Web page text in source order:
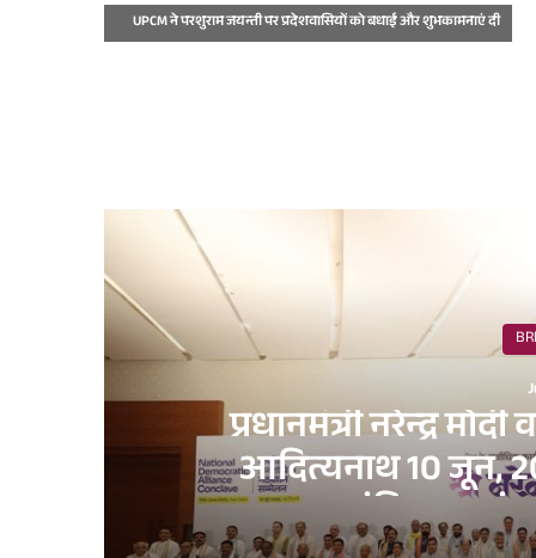
UPCM ने परशुराम जयन्ती पर प्रदेशवासियों को बधाई और शुभकामनाएं दी
प्रधानमंत्री नरेन्द्र
आदित्यनाथ 10 जून,
जनतांत्रिक